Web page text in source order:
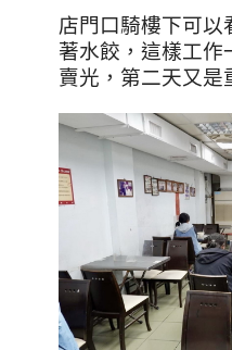
店門口騎樓下可以
著水餃，這樣工作
賣光，第二天又是